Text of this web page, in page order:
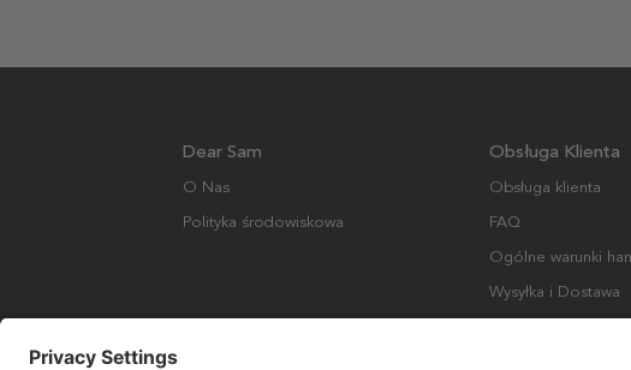
Dear Sam
O Nas
Polityka środowiskowa
Obsługa Klienta
Obsługa klienta
FAQ
Ogólne warunki
Wysyłka i Dostawa